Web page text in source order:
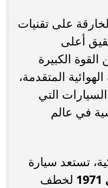
على تقنيات
أعلى
الكبيرة
المتقدمة،
التي
في عالم
تستعد سيارة
لخطف